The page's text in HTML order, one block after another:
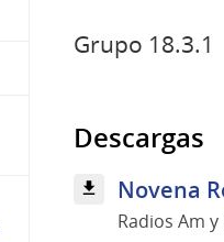
Grupo 18.3.1
Descargas
Novena
Radios Am